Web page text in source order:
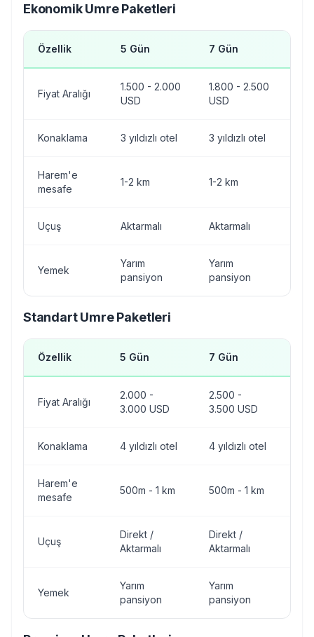
Ekonomik Umre Paketleri
Özellik 5 Gün 7 Gün
Fiyat Aralığı
1.500 - 2.000
USD
1.800 - 2.500
USD
Konaklama 3 yıldızlı otel 3 yıldızlı otel
Harem'e
mesafe
1-2 km 1-2 km
Uçuş Aktarmalı Aktarmalı
Yemek
Yarım
pansiyon
Yarım
pansiyon
Standart Umre Paketleri
Özellik 5 Gün 7 Gün
Fiyat Aralığı
2.000 -
3.000 USD
2.500 -
3.500 USD
Konaklama 4 yıldızlı otel 4 yıldızlı otel
Harem'e
mesafe
500m - 1 km 500m - 1 km
Uçuş
Direkt /
Aktarmalı
Direkt /
Aktarmalı
Yemek
Yarım
pansiyon
Yarım
pansiyon